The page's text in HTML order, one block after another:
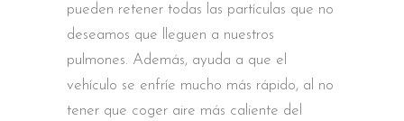
pueden retener todas las partículas que no
deseamos que lleguen a nuestros
pulmones. Además, ayuda a que el
vehículo se enfríe mucho más rápido, al no
tener que coger aire más caliente del